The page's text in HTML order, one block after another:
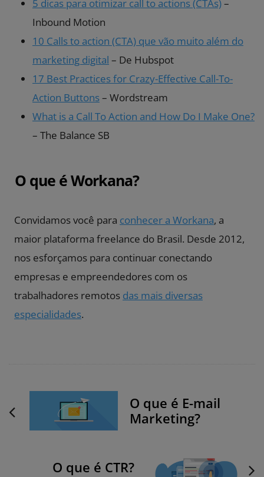
5 dicas para otimizar call to actions (CTAs)–
Inbound Motion
10 Calls to action (CTA) que vão muito além do
marketing digital – De Hubspot
17 Best Practices for Crazy-Effective Call-To-
Action Buttons– Wordstream
What is a Call To Action and How Do I Make One?
– The Balance SB
O que é Workana?
Convidamos você para conhecer a Workana, a
maior plataforma freelance do Brasil. Desde 2012,
nos esforçamos para continuar conectando
empresas e empreendedores com os
trabalhadores remotos das mais diversas
especialidades.
O que é E-mail
Marketing?
O que é CTR?